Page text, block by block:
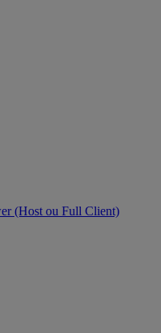
(Host ou Full Client)